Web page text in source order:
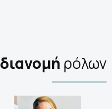
διανομή ρόλων